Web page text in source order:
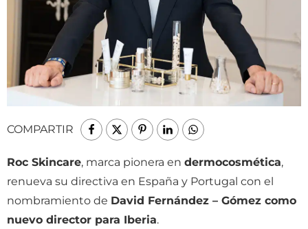
COMPARTIR
Roc Skincare, marca pionera en dermocosmética,
renueva su directiva en España y Portugal con el
nombramiento de David Fernández – Gómez como
nuevo director para Iberia.